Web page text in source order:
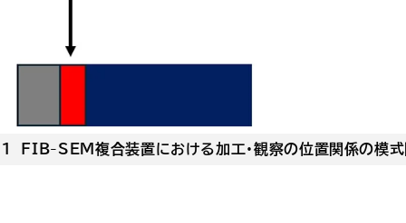
FIB-SEM複合装置における加工・観察の位置関係の模